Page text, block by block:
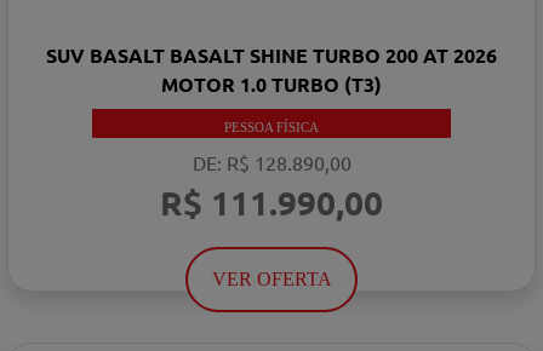
SUV BASALT BASALT SHINE TURBO 200 AT 2026
MOTOR 1.0 TURBO (T3)
PESSOA FÍSICA
DE: R$ 128.890,00
R$ 111.990,00
VER OFERTA